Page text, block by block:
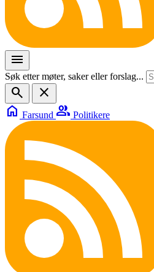
menu
Søk etter møter, saker eller forslag...
search
close
home Farsund group Politikere